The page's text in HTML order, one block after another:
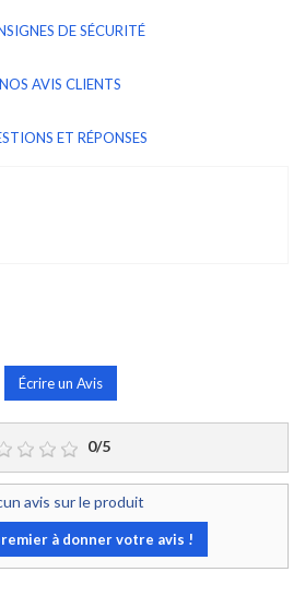
DE SÉCURITÉ
NOS AVIS CLIENTS
ET RÉPONSES
Écrire un Avis
0/5
avis sur le produit
à donner votre avis !